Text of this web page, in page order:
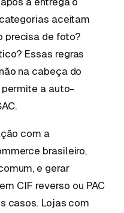
aceitam
precisa de foto?
Essas regras
na cabeça do
permite a auto-
com a
brasileiro,
e gerar
CIF reverso ou PAC
casos. Lojas com